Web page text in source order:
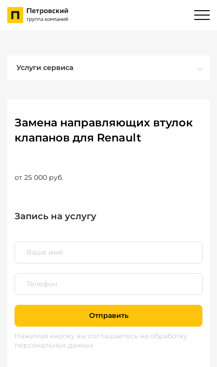
Услуги сервиса
Замена направляющих втулок
клапанов для Renault
от 25 000 руб.
Запись на услугу
Отправить
Нажимая кнопку вы соглашаетесь на обработку
персональных данных